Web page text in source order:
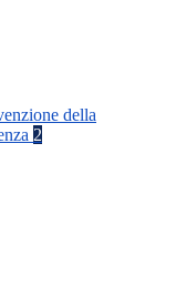
della
2